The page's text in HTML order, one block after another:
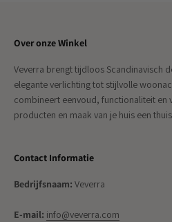
Over onze Winkel
Veverra brengt tijdloos Scandinavisch
elegante verlichting tot stijlvolle
combineert eenvoud, functionaliteit en
producten en maak van je huis een
Contact Informatie
Bedrijfsnaam: Veverra
E-mail: info@veverra.com